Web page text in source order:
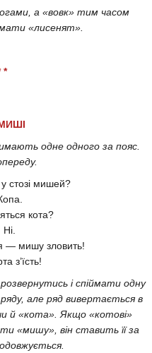
а «вовк» тим часом
«лисенят».
*
МИШІ
одне одного за пояс.
стозі мишей?
кота?
— мишу зловить!
з’їсть!
і спіймати одну
але ряд вивертається в
й «кота». Якщо «котові»
«мишу», він ставить її за